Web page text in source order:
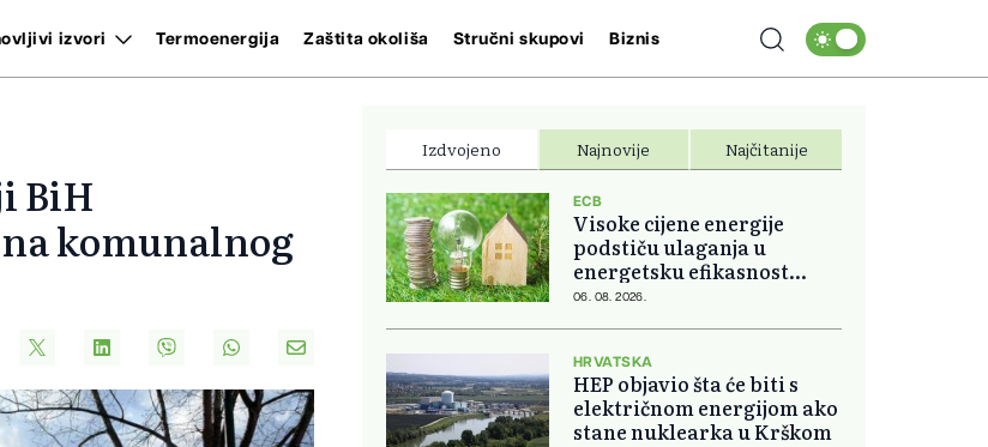
izvori Termoenergija Zaštita okoliša Stručni skupovi Biznis
BiH
komunalnog
Izdvojeno Najnovije Najčitanije
ECB
Visoke cijene energije
podstiču ulaganja u
energetsku efikasnost
domova
06. 08. 2026.
HRVATSKA
HEP objavio šta će biti s
električnom energijom ako
stane nuklearka u Krškom